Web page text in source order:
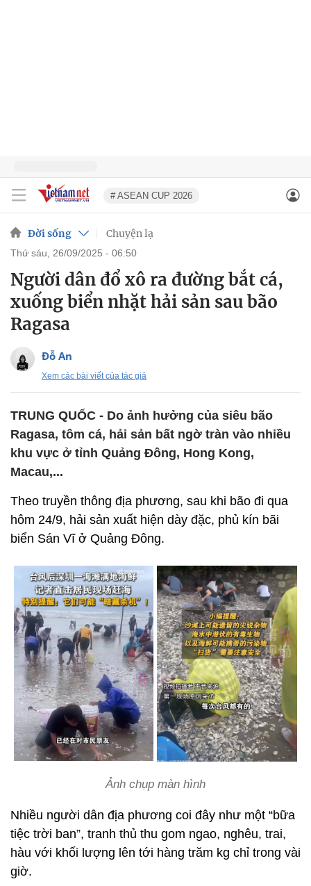
# ASEAN CUP 2026
Đời sống Chuyện lạ
thứ sáu, 26/09/2025 - 06:50
Người dân đổ xô ra đường bắt cá,
xuống biển nhặt hải sản sau bão
Ragasa
Đỗ An
Xem các bài viết của tác giả
TRUNG QUỐC - Do ảnh hưởng của siêu bão
Ragasa, tôm cá, hải sản bất ngờ tràn vào nhiều
khu vực ở tỉnh Quảng Đông, Hong Kong,
Macau,...
Theo truyền thông địa phương, sau khi bão đi qua
hôm 24/9, hải sản xuất hiện dày đặc, phủ kín bãi
biển Sán Vĩ ở Quảng Đông.
Ảnh chụp màn hình
Nhiều người dân địa phương coi đây như một “bữa
tiệc trời ban”, tranh thủ thu gom ngao, nghêu, trai,
hàu với khối lượng lên tới hàng trăm kg chỉ trong vài
giờ.